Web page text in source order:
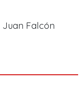
Juan Falcón